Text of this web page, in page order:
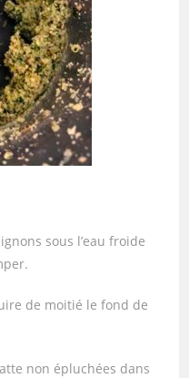
sous l’eau froide
de moitié le fond de
non épluchées dans